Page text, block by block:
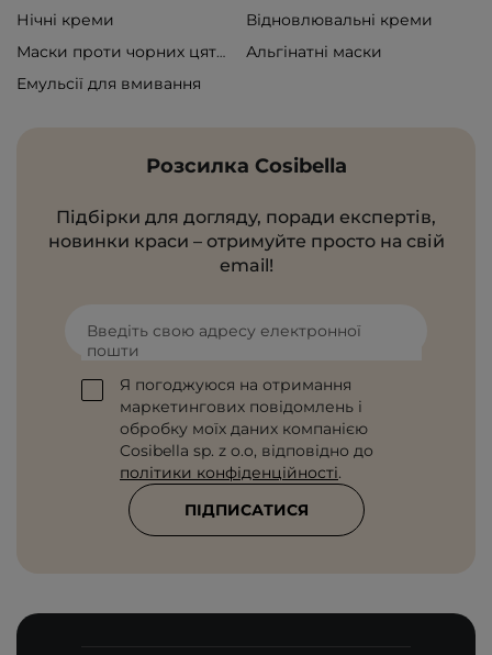
Нічні креми
Відновлювальні креми
Маски проти чорних цяток
Альгінатні маски
Емульсії для вмивання
Розсилка Cosibella
Підбірки для догляду, поради експертів,
новинки краси – отримуйте просто на свій
email!
Введіть свою адресу електронної
пошти
Я погоджуюся на отримання
маркетингових повідомлень і
обробку моїх даних компанією
Cosibella sp. z o.o, відповідно до
політики конфіденційності.
ПІДПИСАТИСЯ